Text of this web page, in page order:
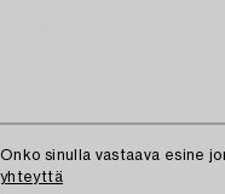
Onko sinulla vastaava esine
yhteyttä